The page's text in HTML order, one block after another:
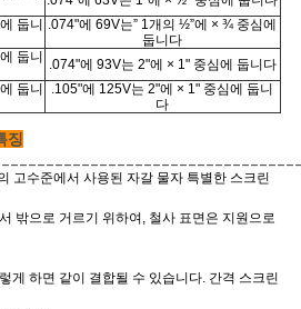
둡니
.074"에 69V는” 1개의 ½”에 × ¾ 중심에
둡니다
둡니
.074"에 93V는 2"에 × 1" 중심에 둡니다
둡니
.105"에 125V는 2"에 × 1" 중심에 둡니
다
징
고수준에서 사용된 자갈 물자 특별한 스크린
밖으로 거르기 위하여, 철사 표면은 지원으로
게 하면 같이 결합될 수 있습니다. 간격 스크린